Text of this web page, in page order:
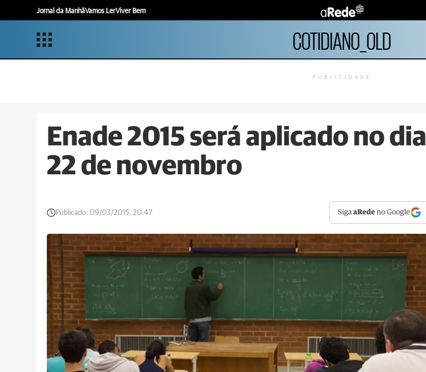
Jornal da ManhãVamos LerViver Bem
COTIDIANO_OLD
PUBLICIDADE
Enade 2015 será aplicado no dia
22 de novembro
Publicado: 09/03/2015, 20:47 SigaaRede no Google